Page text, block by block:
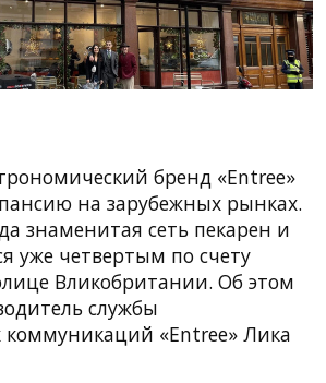
бренд «Entree»
на зарубежных рынках.
знаменитая сеть пекарен и
уже четвертым по счету
Вликобритании. Об этом
службы
коммуникаций «Entree» Лика